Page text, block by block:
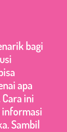
bagi
apa
ini
informasi
Sambil